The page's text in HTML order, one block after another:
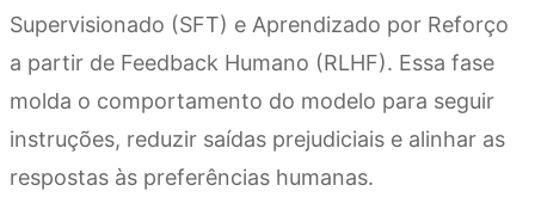
Supervisionado (SFT) e Aprendizado por Reforço
a partir de Feedback Humano (RLHF). Essa fase
molda o comportamento do modelo para seguir
instruções, reduzir saídas prejudiciais e alinhar as
respostas às preferências humanas.